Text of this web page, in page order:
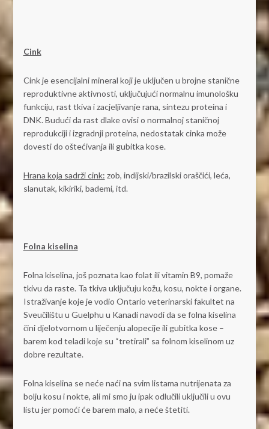
Cink
Cink je esencijalni mineral koji je uključen u brojne stanične
reproduktivne aktivnosti, uključujući normalnu imunološku
funkciju, rast tkiva i zacjeljivanje rana, sintezu proteina i
DNK. Budući da rast dlake ovisi o normalnoj staničnoj
reprodukciji i izgradnji proteina, nedostatak cinka može
dovesti do oštećivanja ili gubitka kose.
Hrana koja sadrži cink: zob, indijski/brazilski oraščići, leća,
slanutak, kikiriki, bademi, itd.
Folna kiselina
Folna kiselina, još poznata kao folat ili vitamin B9, pomaže
tkivu da raste. Ta tkiva uključuju kožu, kosu, nokte i organe.
Istraživanje koje je vodio Ontario veterinarski fakultet na
Sveučilištu u Guelphu u Kanadi navodi da se folna kiselina
čini djelotvornom u liječenju alopecije ili gubitka kose –
barem kod teladi koje su “tretirali” sa folnom kiselinom uz
dobre rezultate.
Folna kiselina se neće naći na svim listama nutrijenata za
bolju kosu i nokte, ali mi smo ju ipak odlučili uključili u ovu
listu jer pomoći će barem malo, a neće štetiti.